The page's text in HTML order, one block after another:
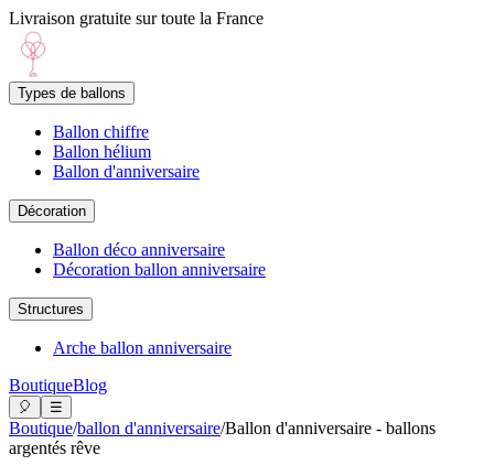
Livraison gratuite sur toute la France
Types de ballons
Ballon chiffre
Ballon hélium
Ballon d'anniversaire
Décoration
Ballon déco anniversaire
Décoration ballon anniversaire
Structures
Arche ballon anniversaire
BoutiqueBlog
🎈 ☰
Boutique/ballon d'anniversaire/Ballon d'anniversaire - ballons
argentés rêve